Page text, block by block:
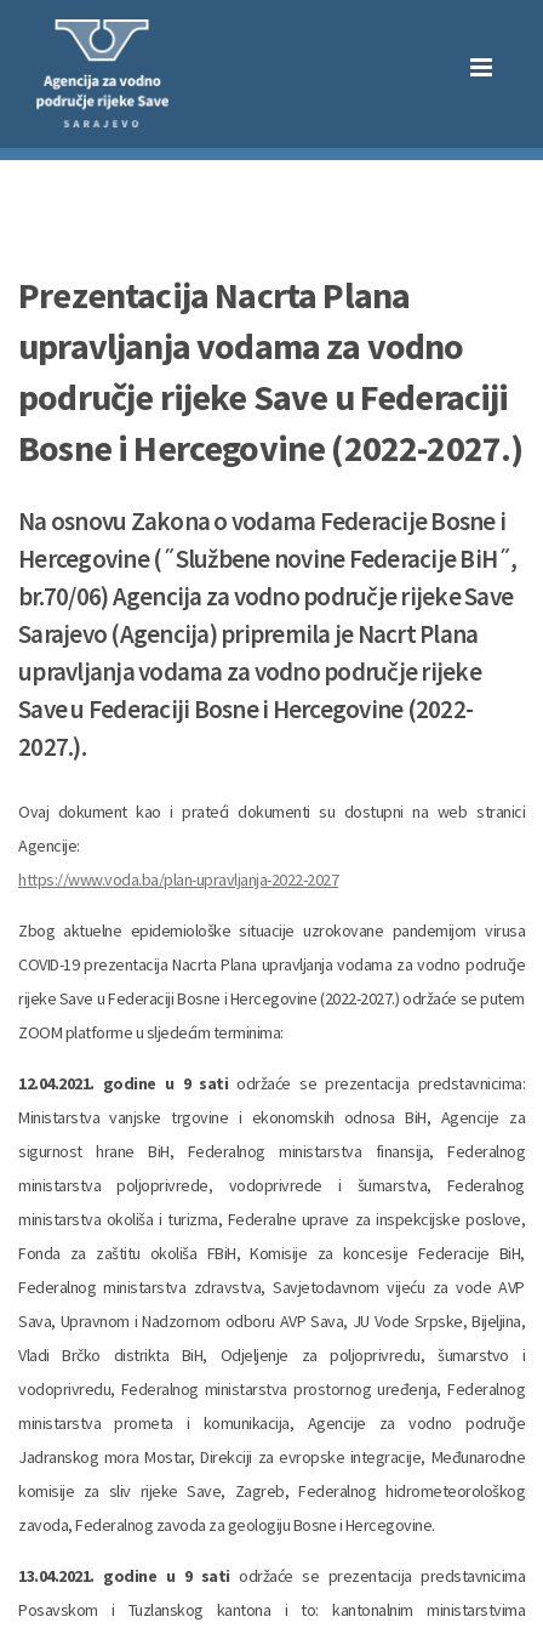
Prezentacija Nacrta Plana
upravljanja vodama za vodno
područje rijeke Save u Federaciji
Bosne i Hercegovine (2022-2027.)
Na osnovu Zakona o vodama Federacije Bosne i
Hercegovine (˝Službene novine Federacije BiH˝,
br.70/06) Agencija za vodno područje rijeke Save
Sarajevo (Agencija) pripremila je Nacrt Plana
upravljanja vodama za vodno područje rijeke
Save u Federaciji Bosne i Hercegovine (2022-
2027.).
Ovaj dokument kao i prateći dokumenti su dostupni na web stranici
Agencije:
https://www.voda.ba/plan-upravljanja-2022-2027
Zbog aktuelne epidemiološke situacije uzrokovane pandemijom virusa
COVID-19 prezentacija Nacrta Plana upravljanja vodama za vodno područje
rijeke Save u Federaciji Bosne i Hercegovine (2022-2027.) održaće se putem
ZOOM platforme u sljedećim terminima:
12.04.2021. godine u 9 satiodržaće se prezentacija predstavnicima:
Ministarstva vanjske trgovine i ekonomskih odnosa BiH, Agencije za
sigurnost hrane BiH, Federalnog ministarstva finansija, Federalnog
ministarstva poljoprivrede, vodoprivrede i šumarstva, Federalnog
ministarstva okoliša i turizma, Federalne uprave za inspekcijske poslove,
Fonda za zaštitu okoliša FBiH, Komisije za koncesije Federacije BiH,
Federalnog ministarstva zdravstva, Savjetodavnom vijeću za vode AVP
Sava, Upravnom i Nadzornom odboru AVP Sava, JU Vode Srpske, Bijeljina,
Vladi Brčko distrikta BiH, Odjeljenje za poljoprivredu, šumarstvo i
vodoprivredu, Federalnog ministarstva prostornog uređenja, Federalnog
ministarstva prometa i komunikacija, Agencije za vodno područje
Jadranskog mora Mostar, Direkciji za evropske integracije, Međunarodne
komisije za sliv rijeke Save, Zagreb, Federalnog hidrometeorološkog
zavoda, Federalnog zavoda za geologiju Bosne i Hercegovine.
13.04.2021. godine u 9 sati održaće se prezentacija predstavnicima
Posavskom i Tuzlanskog kantona i to: kantonalnim ministarstvima